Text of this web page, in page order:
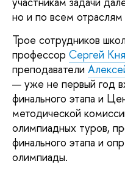
но и по всем отраслям
Трое сотрудников
профессор Сергей
преподаватели
— уже не первый год
финального этапа и
методической
олимпиадных туров,
финального этапа и
олимпиады.